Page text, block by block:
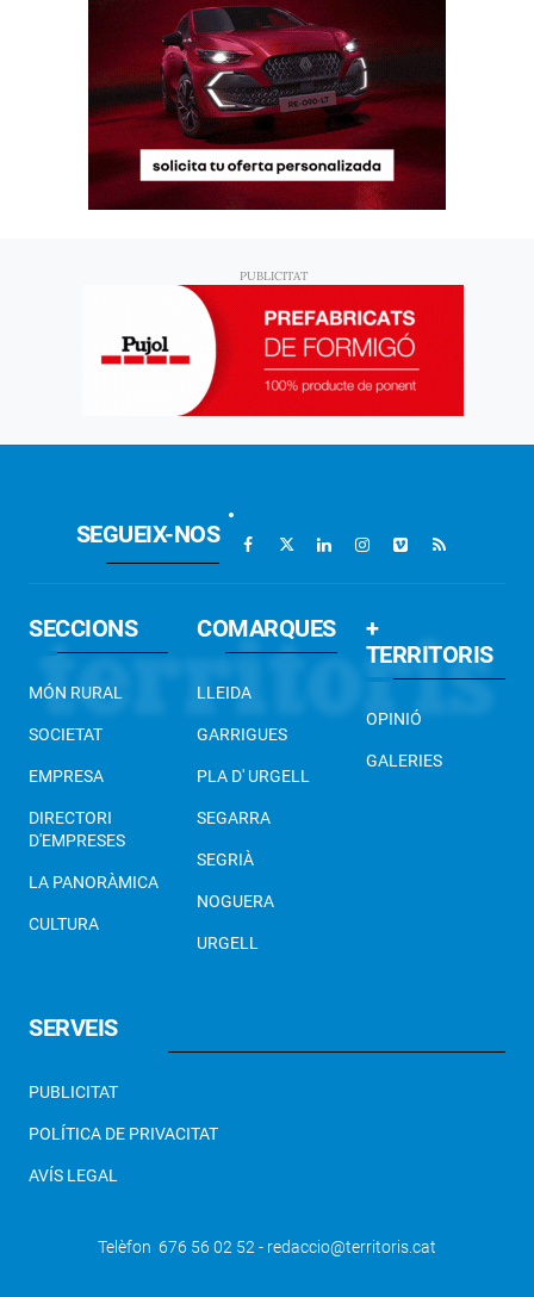
SEGUEIX-NOS
SECCIONS
MÓN RURAL
SOCIETAT
EMPRESA
DIRECTORI
D'EMPRESES
LA PANORÀMICA
CULTURA
COMARQUES
LLEIDA
GARRIGUES
PLA D' URGELL
SEGARRA
SEGRIÀ
NOGUERA
URGELL
+
TERRITORIS
OPINIÓ
GALERIES
SERVEIS
PUBLICITAT
POLÍTICA DE PRIVACITAT
AVÍS LEGAL
Telèfon 676 56 02 52 - redaccio@territoris.cat